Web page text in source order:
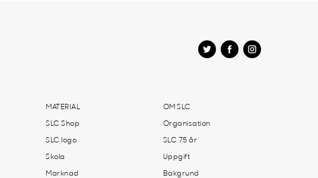
MATERIAL
SLC Shop
SLC logo
Skola
Marknad
OM SLC
Organisation
SLC 75 år
Uppgift
Bakgrund